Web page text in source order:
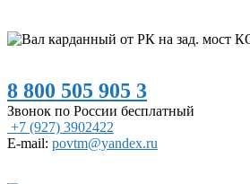
8 800 505 905 3
Звонок по России бесплатный
+7 (927) 3902422
E-mail: povtm@yandex.ru